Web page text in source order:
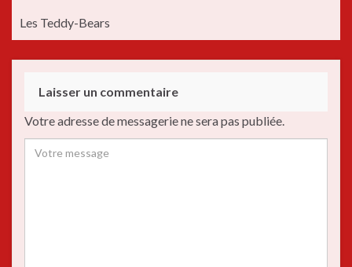
Les Teddy-Bears
Laisser un commentaire
Votre adresse de messagerie ne sera pas publiée.